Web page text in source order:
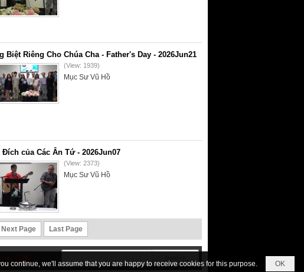
Biệt Riêng Cho Chúa Cha - Father's Day - 2026Jun21
(View: 1939)
Mục Sư Vũ Hồ
Đích của Các Ân Tứ - 2026Jun07
(View: 2373)
Mục Sư Vũ Hồ
Next Page Last Page
OK
continue, we'll assume that you are happy to receive cookies for this purpose.